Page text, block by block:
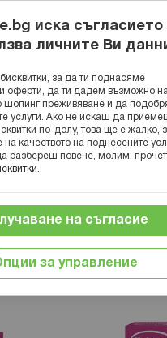
Позиция
иска съгласието
личните Ви
за да ти поднасяме
оферти, да ти дадем възможно
шопинг преживяване и да
услуги. Ако не искаш да
по-долу, това ще е жалко,
качеството на поднесените
разбереш повече, молим,
за управление
на съгласие